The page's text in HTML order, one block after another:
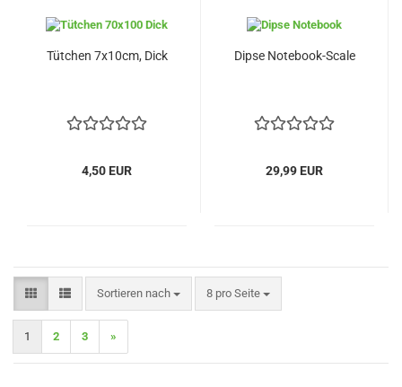
Tütchen 7x10cm, Dick
4,50 EUR
Dipse Notebook-Scale
29,99 EUR
Sortieren nach
Sortieren nach 8 pro Seite
pro Seite
1 2 3 »